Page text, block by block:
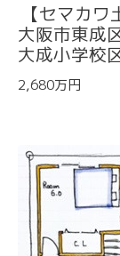
【セマカワ
大阪市東成
大成小学校
2,680万円